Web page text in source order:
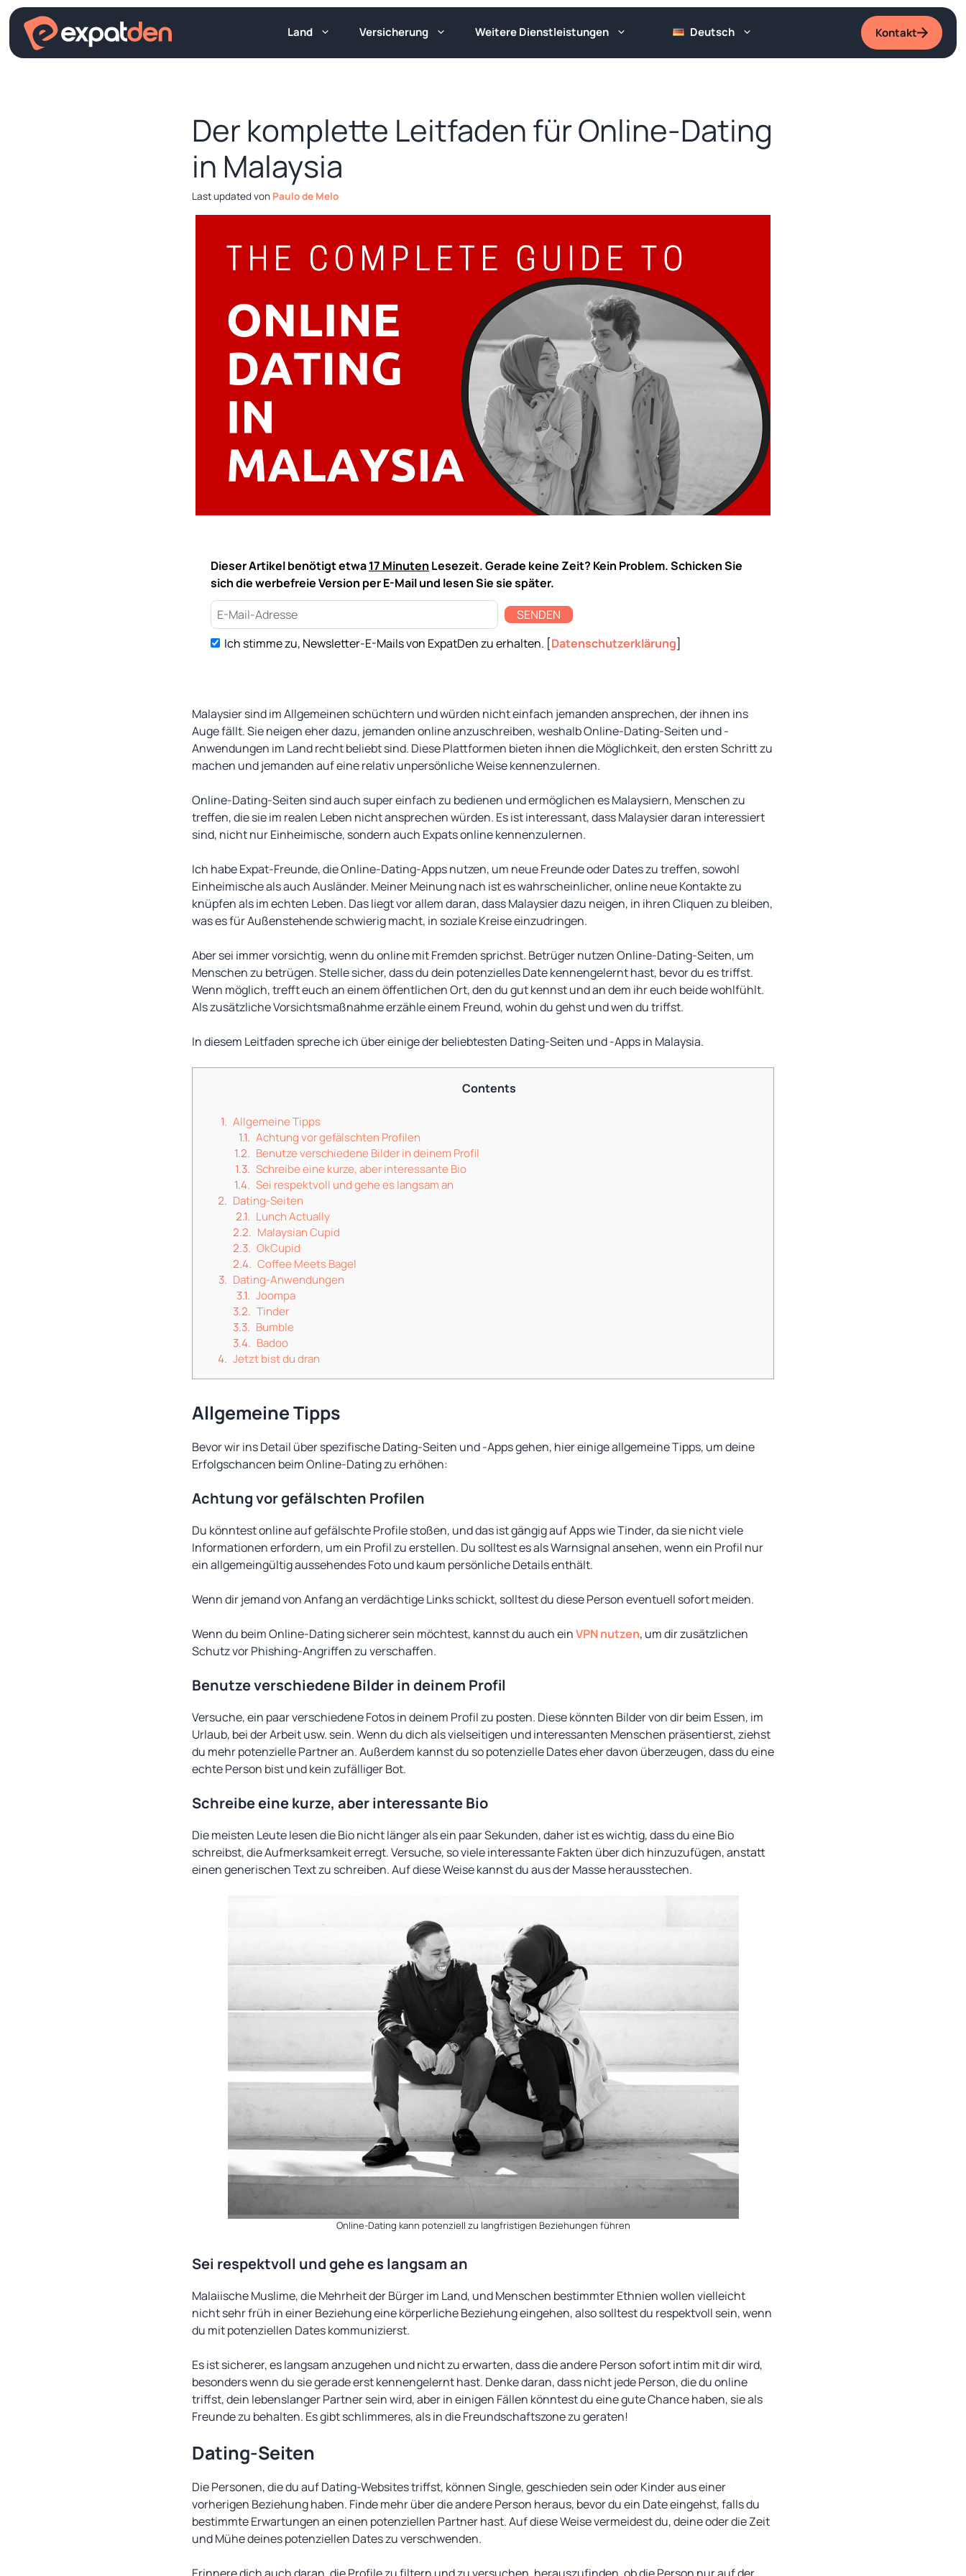
Zum
Inhalt
springen
Land Versicherung Weitere Dienstleistungen Deutsch Kontakt
Der komplette Leitfaden für Online-Dating
in Malaysia
von Paulo de Melo
Dieser Artikel benötigt etwa17 Minuten Lesezeit. Gerade keine Zeit? Kein Problem. Schicken Sie
sich die werbefreie Version per E-Mail und lesen Sie sie später.
SENDEN
Ich stimme zu, Newsletter-E-Mails von ExpatDen zu erhalten. [Datenschutzerklärung]
Malaysier sind im Allgemeinen schüchtern und würden nicht einfach jemanden ansprechen, der ihnen ins
Auge fällt. Sie neigen eher dazu, jemanden online anzuschreiben, weshalb Online-Dating-Seiten und -
Anwendungen im Land recht beliebt sind. Diese Plattformen bieten ihnen die Möglichkeit, den ersten Schritt zu
machen und jemanden auf eine relativ unpersönliche Weise kennenzulernen.
Online-Dating-Seiten sind auch super einfach zu bedienen und ermöglichen es Malaysiern, Menschen zu
treffen, die sie im realen Leben nicht ansprechen würden. Es ist interessant, dass Malaysier daran interessiert
sind, nicht nur Einheimische, sondern auch Expats online kennenzulernen.
Ich habe Expat-Freunde, die Online-Dating-Apps nutzen, um neue Freunde oder Dates zu treffen, sowohl
Einheimische als auch Ausländer. Meiner Meinung nach ist es wahrscheinlicher, online neue Kontakte zu
knüpfen als im echten Leben. Das liegt vor allem daran, dass Malaysier dazu neigen, in ihren Cliquen zu bleiben,
was es für Außenstehende schwierig macht, in soziale Kreise einzudringen.
Aber sei immer vorsichtig, wenn du online mit Fremden sprichst. Betrüger nutzen Online-Dating-Seiten, um
Menschen zu betrügen. Stelle sicher, dass du dein potenzielles Date kennengelernt hast, bevor du es triffst.
Wenn möglich, trefft euch an einem öffentlichen Ort, den du gut kennst und an dem ihr euch beide wohlfühlt.
Als zusätzliche Vorsichtsmaßnahme erzähle einem Freund, wohin du gehst und wen du triffst.
In diesem Leitfaden spreche ich über einige der beliebtesten Dating-Seiten und -Apps in Malaysia.
Contents
Allgemeine Tipps
Achtung vor gefälschten Profilen
Benutze verschiedene Bilder in deinem Profil
Schreibe eine kurze, aber interessante Bio
Sei respektvoll und gehe es langsam an
Dating-Seiten
Lunch Actually
Malaysian Cupid
OkCupid
Coffee Meets Bagel
Dating-Anwendungen
Joompa
Tinder
Bumble
Badoo
Jetzt bist du dran
Allgemeine Tipps
Bevor wir ins Detail über spezifische Dating-Seiten und -Apps gehen, hier einige allgemeine Tipps, um deine
Erfolgschancen beim Online-Dating zu erhöhen:
Achtung vor gefälschten Profilen
Du könntest online auf gefälschte Profile stoßen, und das ist gängig auf Apps wie Tinder, da sie nicht viele
Informationen erfordern, um ein Profil zu erstellen. Du solltest es als Warnsignal ansehen, wenn ein Profil nur
ein allgemeingültig aussehendes Foto und kaum persönliche Details enthält.
Wenn dir jemand von Anfang an verdächtige Links schickt, solltest du diese Person eventuell sofort meiden.
Wenn du beim Online-Dating sicherer sein möchtest, kannst du auch einVPN nutzen, um dir zusätzlichen
Schutz vor Phishing-Angriffen zu verschaffen.
Benutze verschiedene Bilder in deinem Profil
Versuche, ein paar verschiedene Fotos in deinem Profil zu posten. Diese könnten Bilder von dir beim Essen, im
Urlaub, bei der Arbeit usw. sein. Wenn du dich als vielseitigen und interessanten Menschen präsentierst, ziehst
du mehr potenzielle Partner an. Außerdem kannst du so potenzielle Dates eher davon überzeugen, dass du eine
echte Person bist und kein zufälliger Bot.
Schreibe eine kurze, aber interessante Bio
Die meisten Leute lesen die Bio nicht länger als ein paar Sekunden, daher ist es wichtig, dass du eine Bio
schreibst, die Aufmerksamkeit erregt. Versuche, so viele interessante Fakten über dich hinzuzufügen, anstatt
einen generischen Text zu schreiben. Auf diese Weise kannst du aus der Masse herausstechen.
Online-Dating kann potenziell zu langfristigen Beziehungen führen
Sei respektvoll und gehe es langsam an
Malaiische Muslime, die Mehrheit der Bürger im Land, und Menschen bestimmter Ethnien wollen vielleicht
nicht sehr früh in einer Beziehung eine körperliche Beziehung eingehen, also solltest du respektvoll sein, wenn
du mit potenziellen Dates kommunizierst.
Es ist sicherer, es langsam anzugehen und nicht zu erwarten, dass die andere Person sofort intim mit dir wird,
besonders wenn du sie gerade erst kennengelernt hast. Denke daran, dass nicht jede Person, die du online
triffst, dein lebenslanger Partner sein wird, aber in einigen Fällen könntest du eine gute Chance haben, sie als
Freunde zu behalten. Es gibt schlimmeres, als in die Freundschaftszone zu geraten!
Dating-Seiten
Die Personen, die du auf Dating-Websites triffst, können Single, geschieden sein oder Kinder aus einer
vorherigen Beziehung haben. Finde mehr über die andere Person heraus, bevor du ein Date eingehst, falls du
bestimmte Erwartungen an einen potenziellen Partner hast. Auf diese Weise vermeidest du, deine oder die Zeit
und Mühe deines potenziellen Dates zu verschwenden.